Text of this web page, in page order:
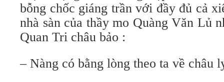
bỗng chốc giáng trần với đầy đủ cả
nhà sàn của thầy mo Quàng Văn Lủ
Quan Tri châu bảo :
– Nàng có bằng lòng theo ta về châu